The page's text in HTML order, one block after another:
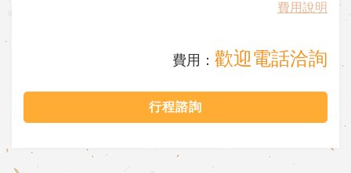
費用說明
費用： 歡迎電話洽詢
行程諮詢